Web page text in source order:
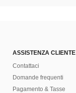
ASSISTENZA CLIENTE
Contattaci
Domande frequenti
Pagamento & Tasse